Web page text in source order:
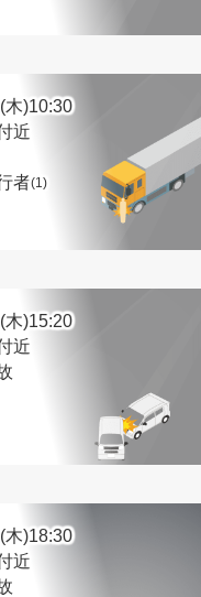
木)10:30
近
者(1)
木)15:20
近
木)18:30
近